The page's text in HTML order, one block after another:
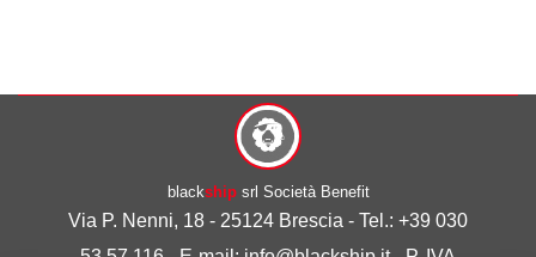
blackshipsrl Società Benefit
Via P. Nenni, 18 - 25124 Brescia - Tel.: +39 030